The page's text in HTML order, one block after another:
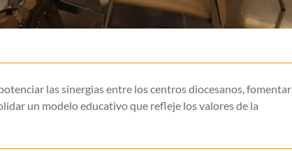
las sinergias entre los centros diocesanos, fomentar
un modelo educativo que refleje los valores de la